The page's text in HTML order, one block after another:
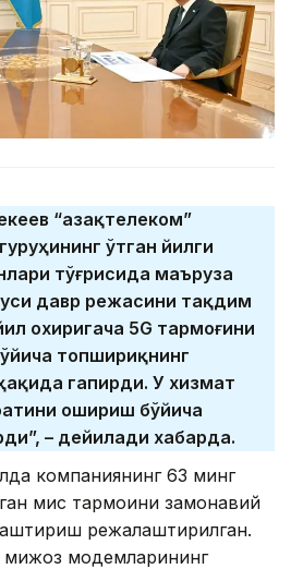
“Қазақтелеком”
ўтган йилги
тўғрисида маъруза
давр режасини тақдим
охиригача 5G тармоғини
топшириқнинг
гапирди. У хизмат
ошириш бўйича
– дейилади хабарда.
компаниянинг 63 минг
мис тармоғини замонавий
режалаштирилган.
модемларининг